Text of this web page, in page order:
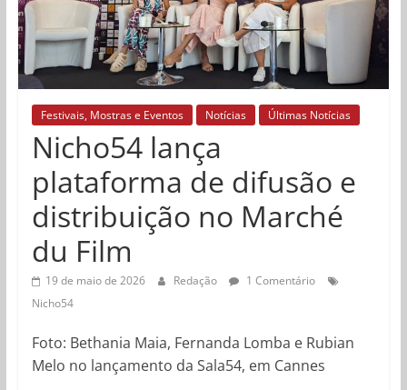
Festivais, Mostras e Eventos Notícias Últimas Notícias
Nicho54 lança
plataforma de difusão e
distribuição no Marché
du Film
19 de maio de 2026 Redação
1 Comentário
Nicho54
Foto: Bethania Maia, Fernanda Lomba e Rubian
Melo no lançamento da Sala54, em Cannes